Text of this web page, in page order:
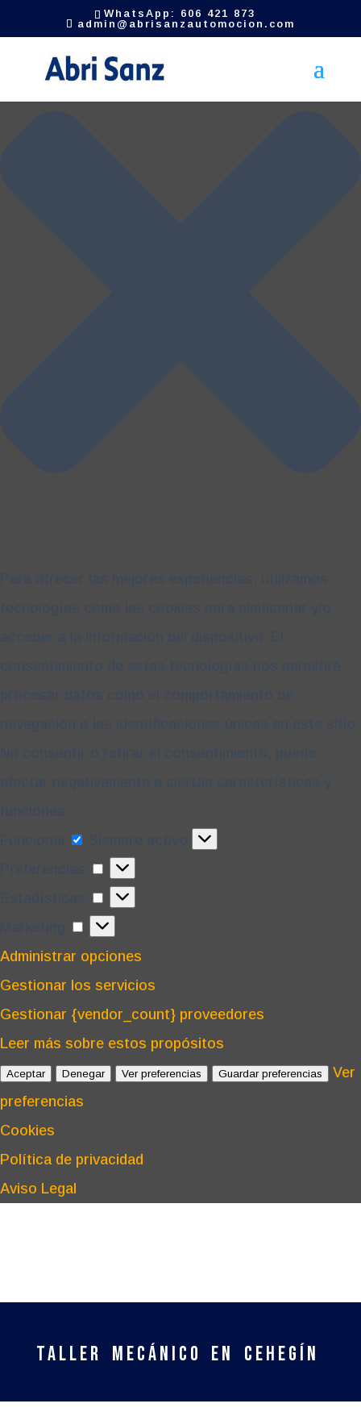
Gestionar el consentimiento de las cookies
Preferencias
Estadísticas
Marketing
Administrar opciones
Gestionar los servicios
Gestionar {vendor_count} proveedores
Leer más sobre estos propósitos
Aceptar Denegar Ver preferencias Guardar preferencias
Ver
preferencias
Cookies
Política de privacidad
Aviso Legal
WhatsApp: 606 421 873
admin@abrisanzautomocion.com
TALLER MECÁNICO EN CEHEGÍN